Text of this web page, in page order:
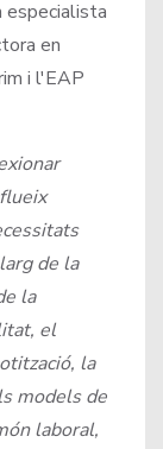
especialista
en
i l'EAP
de la
la
el
la
models de
laboral,